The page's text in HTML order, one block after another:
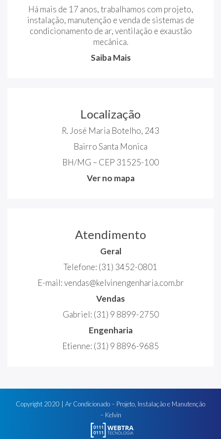
Há mais de 17 anos, trabalhamos com projeto,
instalação, manutenção e venda de sistemas de
condicionamento de ar, ventilação e exaustão
mecânica.
Saiba Mais
Localização
R. José Maria Botelho, 243
Bairro Santa Monica
BH/MG – CEP 31525-100
Ver no mapa
Atendimento
Geral
Telefone: (31) 3452-0801
E-mail:vendas@kelvinengenharia.com.br
Vendas
Gabriel: (31) 9 8899-2750
Engenharia
Etienne: (31) 9 8896-9685
Copyright 2020 | Ar Condicionado – Projeto, Instalação e Manutenção
– Kelvin